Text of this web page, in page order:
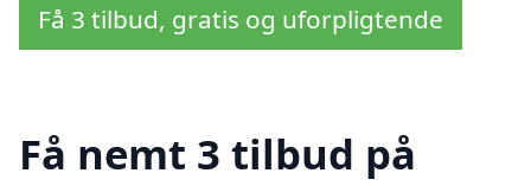
Få 3 tilbud, gratis og uforpligtende
Få nemt 3 tilbud på